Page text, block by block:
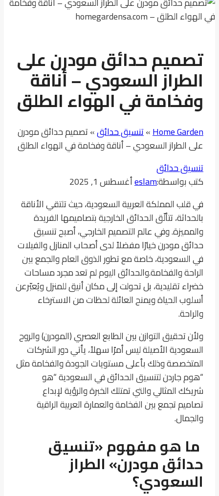
تصميم حدائق مودرن على
الطراز السعودي – أناقة
وفخامة في الهواء الطلق
Home Garden
»تنسيق حدائق»تصميم حدائق مودرن
على الطراز السعودي – أناقة وفخامة في الهواء الطلق
تنسيق حدائق
كتب بواسطة:eslamأغسطس 1, 2025
في قلب المملكة العربية السعودية، حيث تلتقي الأناقة
بالحداثة، تتألّق الحدائق الخارجية بتصاميمها الفريدة
والمميزة. وفي عالم التصميم الخارجي، أصبح تنسيق
حدائق مودرن خيارًا مفضلاً لدى أصحاب المنازل والفيلات
في السعودية، خاصة مع تطور الذوق العام والجمع بين
الراحة والفخامة.والحدائق اليوم لم تعد مجرد مساحات
خضراء تقليدية، بل تحولت إلى مكان أنيق للمنزل ويُعبّرعن
أسلوب الحياة ويمنح العائلة لحظات من الاسترخاء
والراحة.
ولأن تحقيق التوازن بين الطابع العصري (المودرن) والروح
السعودية الأصيلة ليس أمرًا سهلاً، يأتي دور الشركات
المتخصصة وذلك بأعلى مستويات الجودة والفخامة مثل
“هوم جاردن لتنسيق الحدائق في السعودية “هو
شريكك المثالي والتي تمتلك الخبرة والرؤية لإبداع
تصاميم تجمع بين الفخامة والعمارة العربية الراقية
والجمال.
ما هو مفهوم «تنسيق
حدائق مودرن» الطراز
السعودي؟